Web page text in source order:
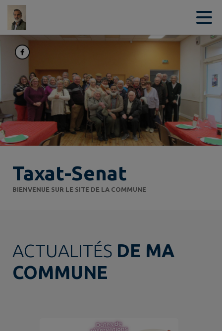
Contenu
Taxat-Senat
BIENVENUE SUR LE SITE DE LA COMMUNE
ACTUALITÉS DE MA
COMMUNE